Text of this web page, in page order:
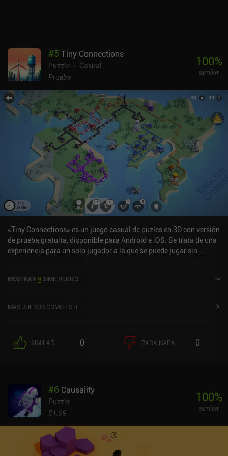
#5 Tiny Connections
Puzzle
Casual
Prueba
100%
similar
«Tiny Connections» es un juego casual de puzles en 3D con versión
de prueba gratuita, disponible para Android e iOS. Se trata de una
experiencia para un solo jugador a la que se puede jugar sin
en noviembre de 2023 y tiene actualmente una puntuación de 3,5
MOSTRAR 9 SIMILITUDES
MÁS JUEGOS COMO ESTE
SIMILAR 0 PARA NADA 0
#6 Causality
Puzzle
$1.99
100%
similar